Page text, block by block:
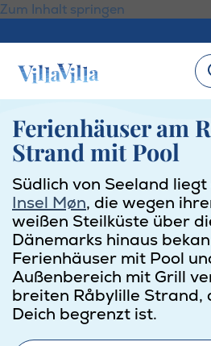
Zum Inhalt springen
Ferienhäuser am
Strand mit Pool
Südlich von Seeland
Insel Møn, die wegen
weißen Steilküste über
Dänemarks hinaus
Ferienhäuser mit Pool
Außenbereich mit Grill
breiten Råbylille Strand,
Deich begrenzt ist.